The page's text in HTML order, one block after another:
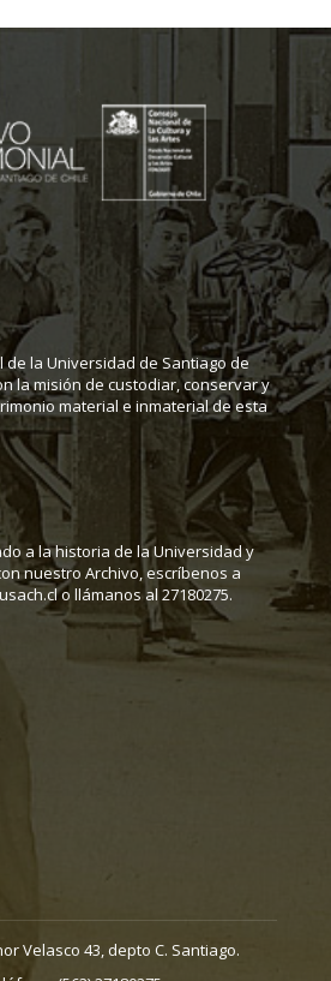
de la Universidad de Santiago de
la misión de custodiar, conservar y
material e inmaterial de esta
a la historia de la Universidad y
nuestro Archivo, escríbenos a
o llámanos al 27180275.
Velasco 43, depto C. Santiago.